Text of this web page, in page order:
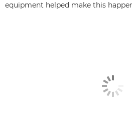
equipment helped make this